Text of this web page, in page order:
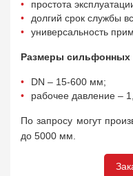
простота
долгий срок службы
универсальность
Размеры сильфонных
DN – 15-600 мм;
рабочее давление –
По запросу могут
до 5000 мм.